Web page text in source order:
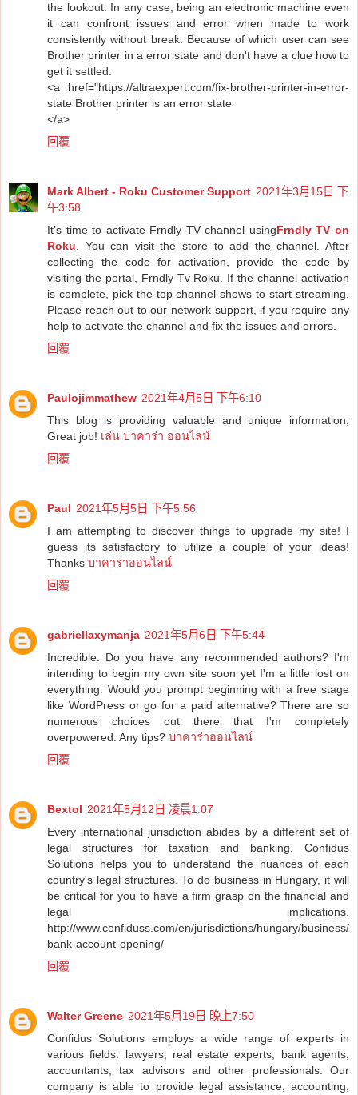
the lookout. In any case, being an electronic machine even
it can confront issues and error when made to work
consistently without break. Because of which user can see
Brother printer in a error state and don't have a clue how to
get it settled.
<a href="https://altraexpert.com/fix-brother-printer-in-error-
state Brother printer is an error state
</a>
回覆
Mark Albert - Roku Customer Support 2021年3月15日 下
午3:58
It’s time to activate Frndly TV channel usingFrndly TV on
Roku. You can visit the store to add the channel. After
collecting the code for activation, provide the code by
visiting the portal, Frndly Tv Roku. If the channel activation
is complete, pick the top channel shows to start streaming.
Please reach out to our network support, if you require any
help to activate the channel and fix the issues and errors.
回覆
Paulojimmathew 2021年4月5日 下午6:10
This blog is providing valuable and unique information;
Great job! เล่น บาคาร่า ออนไลน์
回覆
Paul 2021年5月5日 下午5:56
I am attempting to discover things to upgrade my site! I
guess its satisfactory to utilize a couple of your ideas!
Thanks บาคาร่าออนไลน์
回覆
gabriellaxymanja 2021年5月6日 下午5:44
Incredible. Do you have any recommended authors? I'm
intending to begin my own site soon yet I'm a little lost on
everything. Would you prompt beginning with a free stage
like WordPress or go for a paid alternative? There are so
numerous choices out there that I'm completely
overpowered. Any tips? บาคาร่าออนไลน์
回覆
Bextol 2021年5月12日 凌晨1:07
Every international jurisdiction abides by a different set of
legal structures for taxation and banking. Confidus
Solutions helps you to understand the nuances of each
country's legal structures. To do business in Hungary, it will
be critical for you to have a firm grasp on the financial and
legal implications.
http://www.confiduss.com/en/jurisdictions/hungary/business/
bank-account-opening/
回覆
Walter Greene 2021年5月19日 晚上7:50
Confidus Solutions employs a wide range of experts in
various fields: lawyers, real estate experts, bank agents,
accountants, tax advisors and other professionals. Our
company is able to provide legal assistance, accounting,